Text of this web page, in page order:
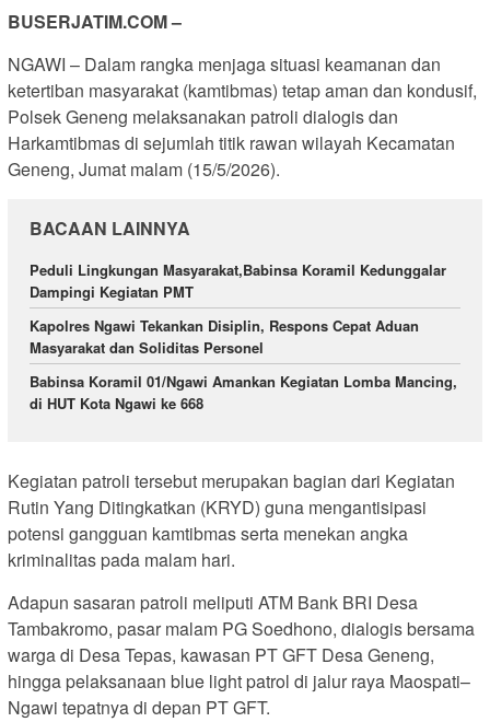
BUSERJATIM.COM –
NGAWI – Dalam rangka menjaga situasi keamanan dan
ketertiban masyarakat (kamtibmas) tetap aman dan kondusif,
Polsek Geneng melaksanakan patroli dialogis dan
Harkamtibmas di sejumlah titik rawan wilayah Kecamatan
Geneng, Jumat malam (15/5/2026).
BACAAN LAINNYA
Peduli Lingkungan Masyarakat,Babinsa Koramil Kedunggalar
Dampingi Kegiatan PMT
Kapolres Ngawi Tekankan Disiplin, Respons Cepat Aduan
Masyarakat dan Soliditas Personel
Babinsa Koramil 01/Ngawi Amankan Kegiatan Lomba Mancing,
di HUT Kota Ngawi ke 668
Kegiatan patroli tersebut merupakan bagian dari Kegiatan
Rutin Yang Ditingkatkan (KRYD) guna mengantisipasi
potensi gangguan kamtibmas serta menekan angka
kriminalitas pada malam hari.
Adapun sasaran patroli meliputi ATM Bank BRI Desa
Tambakromo, pasar malam PG Soedhono, dialogis bersama
warga di Desa Tepas, kawasan PT GFT Desa Geneng,
hingga pelaksanaan blue light patrol di jalur raya Maospati–
Ngawi tepatnya di depan PT GFT.